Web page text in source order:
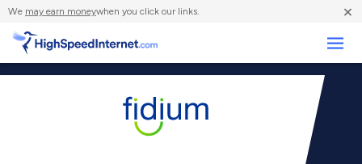
We may earn moneywhen you click our links. ×